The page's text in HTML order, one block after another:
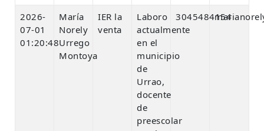
2026-
07-01
01:20:48
María
Norely
Urrego
Montoya
IER la
venta
Laboro
actualmente
en el
municipio
de
Urrao,
docente
de
preescolar
3045484154